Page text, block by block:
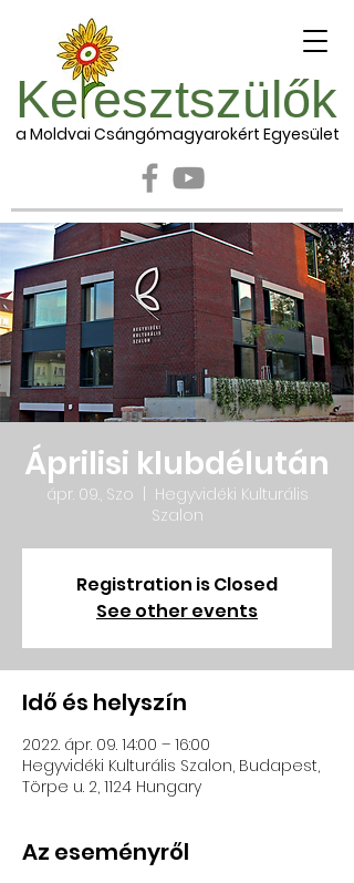
Ke esztszülők
a Moldvai Csángómagyarokért Egyesület
Áprilisi klubdélután
ápr. 09., Szo
Hegyvidéki Kulturális
Szalon
Registration is Closed
See other events
Idő és helyszín
2022. ápr. 09. 14:00 – 16:00
Hegyvidéki Kulturális Szalon, Budapest,
Törpe u. 2, 1124 Hungary
Az eseményről